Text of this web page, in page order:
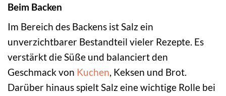
Beim Backen
Im Bereich des Backens ist Salz ein
unverzichtbarer Bestandteil vieler Rezepte. Es
verstärkt die Süße und balanciert den
Geschmack von Kuchen, Keksen und Brot.
Darüber hinaus spielt Salz eine wichtige Rolle bei